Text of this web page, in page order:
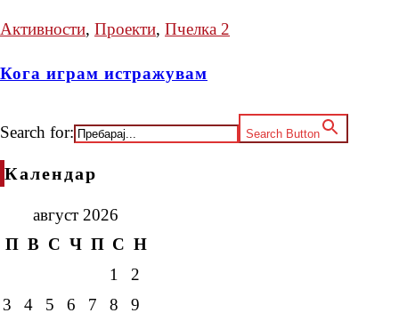
Активности, Проекти, Пчелка 2
Кога играм истражувам
Search for: Search Button
Календар
август 2026
П В С Ч П С Н
1
2
3
4 5 6 7 8
9